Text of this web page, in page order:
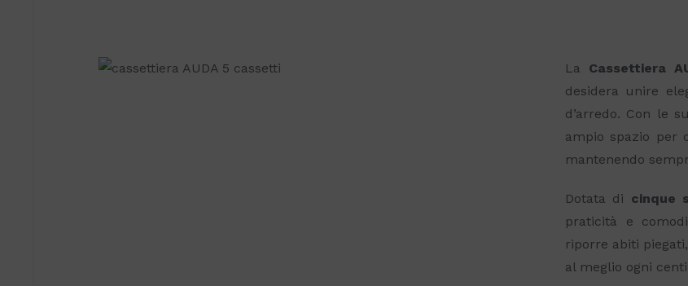
La Cassettiera
desidera unire
d’arredo. Con le
ampio spazio per
mantenendo
Dotata di cinque
praticità e
riporre abiti
al meglio ogni